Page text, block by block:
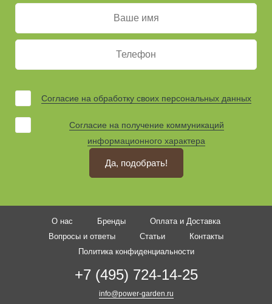
Согласие на обработку своих персональных данных
Согласие на получение коммуникаций
информационного характера
Да, подобрать!
О нас Бренды
Оплата и Доставка
Вопросы и ответы
Статьи
Контакты
Политика конфиденциальности
+7 (495) 724-14-25
info@power-garden.ru